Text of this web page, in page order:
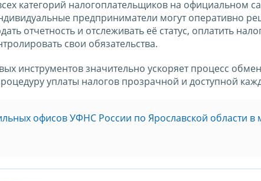
категорий налогоплательщиков на официальном
предприниматели могут оперативно
отчетность и отслеживать её статус, оплатить
свои обязательства.
инструментов значительно ускоряет процесс
уплаты налогов прозрачной и доступной
офисов УФНС России по Ярославской области в